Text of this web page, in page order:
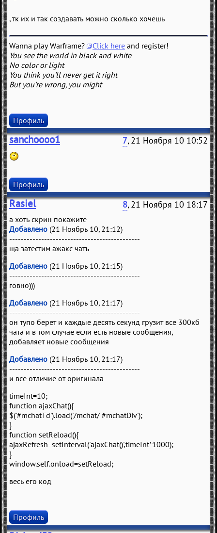
, тк их и так создавать можно сколько хочешь
Wanna play Warframe? Click here and register!
You see the world in black and white
No color or light
You think you'll never get it right
But you're wrong, you might
Профиль
sanchoooo1 7, 21 Ноября 10 10:52
Профиль
Rasiel 8, 21 Ноября 10 18:17
а хоть скрин покажите
Добавлено (21 Ноябрь 10, 21:12)
---------------------------------------------
ща затестим ажакс чатъ
Добавлено (21 Ноябрь 10, 21:15)
---------------------------------------------
говно)))
Добавлено (21 Ноябрь 10, 21:17)
---------------------------------------------
он тупо берет и каждые десять секунд грузит все 300кб
чата и в том случае если есть новые сообщения,
добавляет новые сообщения
Добавлено (21 Ноябрь 10, 21:17)
---------------------------------------------
и все отличие от оригинала
timeInt=10;
function ajaxChat(){
$('#mchatTd').load('/mchat/ #mchatDiv');
}
function setReload(){
ajaxRefresh=setInterval('ajaxChat()',timeInt*1000);
}
window.self.onload=setReload;
весь его код
Профиль